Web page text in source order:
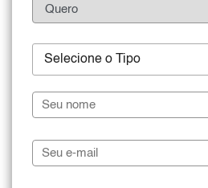
Selecione o Tipo